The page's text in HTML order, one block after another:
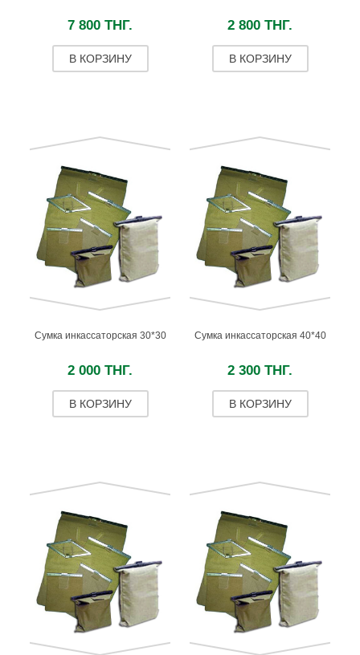
7 800 ТНГ.
В КОРЗИНУ
2 800 ТНГ.
В КОРЗИНУ
Сумка инкассаторская 30*30
2 000 ТНГ.
В КОРЗИНУ
Сумка инкассаторская 40*40
2 300 ТНГ.
В КОРЗИНУ